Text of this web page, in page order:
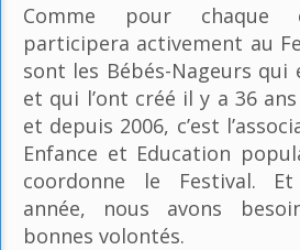
Comme pour chaque
participera activement au
sont les Bébés-Nageurs qui
et qui l’ont créé il y a 36
et depuis 2006, c’est
Enfance et Education
coordonne le Festival.
année, nous avons
bonnes volontés.